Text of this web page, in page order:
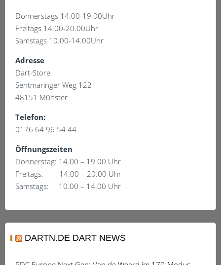
Optionen
können
Produktseite
gewählt
Donnerstags 14.00-19.00Uhr
Freitags 14.00-20.00Uhr
Samstags 10.00-14.00Uhr
Adresse
Dart-Store
Sentmaringer Weg 122
48151 Münster
Telefon:
0176 64 96 54 44
Öffnungszeiten
Donnerstag: 14.00 – 19.00 Uhr
Freitags: 14.00 – 20.00 Uhr
Samstags: 10.00 – 14.00 Uhr
DARTN.DE DART NEWS